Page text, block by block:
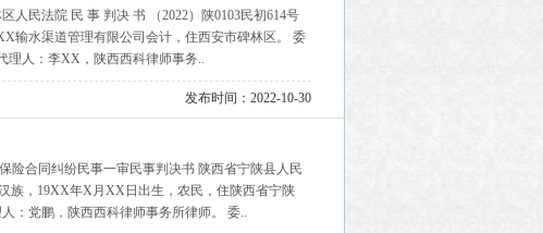
民法院 民 事 判决 书 （2022）陕0103民初614号
输水渠道管理有限公司会计，住西安市碑林区。 委
理人：李XX，陕西西科律师事务..
发布时间：2022-10-30
合同纠纷民事一审民事判决书 陕西省宁陕县人民
族，19XX年X月XX日出生，农民，住陕西省宁陕
：党鹏，陕西西科律师事务所律师。 委..